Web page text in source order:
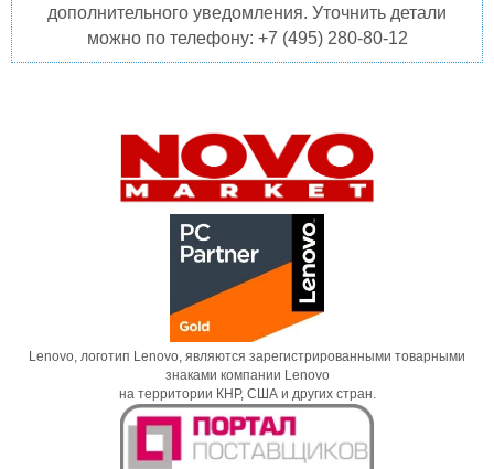
дополнительного уведомления. Уточнить детали
можно по телефону: +7 (495) 280-80-12
Lenovo, логотип Lenovo, являются зарегистрированными товарными
знаками компании Lenovo
на территории КНР, США и других стран.